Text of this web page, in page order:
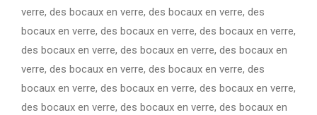
verre, des bocaux en verre, des bocaux en verre, des
bocaux en verre, des bocaux en verre, des bocaux en verre,
des bocaux en verre, des bocaux en verre, des bocaux en
verre, des bocaux en verre, des bocaux en verre, des
bocaux en verre, des bocaux en verre, des bocaux en verre,
des bocaux en verre, des bocaux en verre, des bocaux en